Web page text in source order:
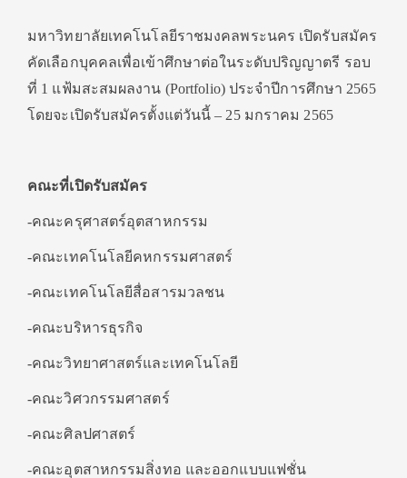
มหาวิทยาลัยเทคโนโลยีราชมงคลพระนคร เปิดรับสมัคร
คัดเลือกบุคคลเพื่อเข้าศึกษาต่อในระดับปริญญาตรี รอบ
ที่ 1 แฟ้มสะสมผลงาน (Portfolio) ประจำปีการศึกษา 2565
โดยจะเปิดรับสมัครตั้งแต่วันนี้ – 25 มกราคม 2565
คณะที่เปิดรับสมัคร
-คณะครุศาสตร์อุตสาหกรรม
-คณะเทคโนโลยีคหกรรมศาสตร์
-คณะเทคโนโลยีสื่อสารมวลชน
-คณะบริหารธุรกิจ
-คณะวิทยาศาสตร์และเทคโนโลยี
-คณะวิศวกรรมศาสตร์
-คณะศิลปศาสตร์
-คณะอุตสาหกรรมสิ่งทอ และออกแบบแฟชั่น